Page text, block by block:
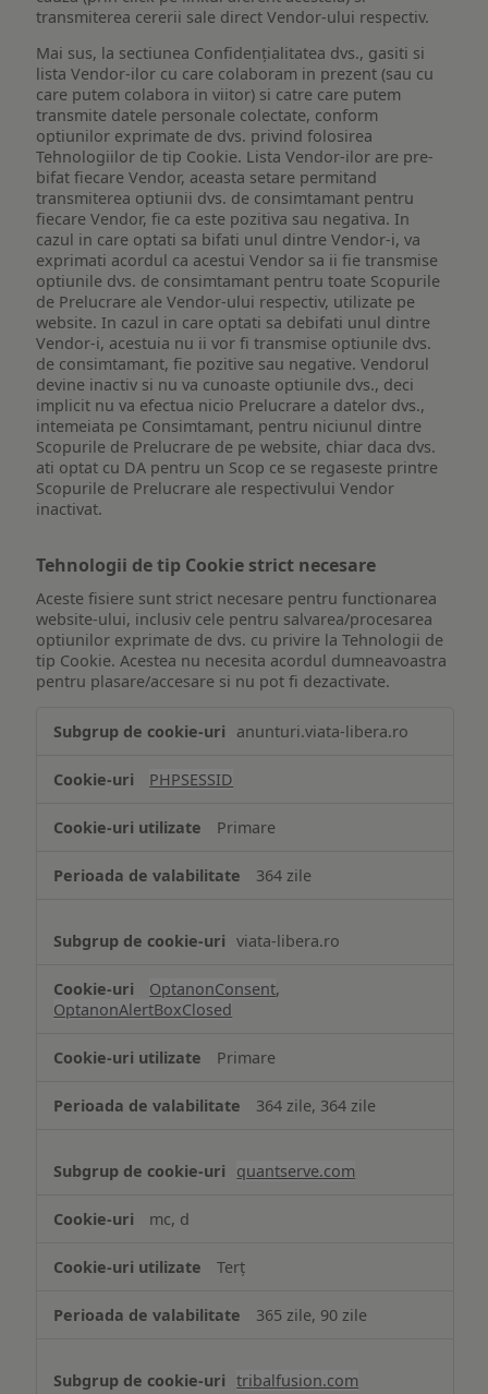
transmiterea cererii sale direct Vendor-ului respectiv.
Mai sus, la sectiunea Confidențialitatea dvs., gasiti si
lista Vendor-ilor cu care colaboram in prezent (sau cu
care putem colabora in viitor) si catre care putem
transmite datele personale colectate, conform
optiunilor exprimate de dvs. privind folosirea
Tehnologiilor de tip Cookie. Lista Vendor-ilor are pre-
bifat fiecare Vendor, aceasta setare permitand
transmiterea optiunii dvs. de consimtamant pentru
fiecare Vendor, fie ca este pozitiva sau negativa. In
cazul in care optati sa bifati unul dintre Vendor-i, va
exprimati acordul ca acestui Vendor sa ii fie transmise
optiunile dvs. de consimtamant pentru toate Scopurile
de Prelucrare ale Vendor-ului respectiv, utilizate pe
website. In cazul in care optati sa debifati unul dintre
Vendor-i, acestuia nu ii vor fi transmise optiunile dvs.
de consimtamant, fie pozitive sau negative. Vendorul
devine inactiv si nu va cunoaste optiunile dvs., deci
implicit nu va efectua nicio Prelucrare a datelor dvs.,
intemeiata pe Consimtamant, pentru niciunul dintre
Scopurile de Prelucrare de pe website, chiar daca dvs.
ati optat cu DA pentru un Scop ce se regaseste printre
Scopurile de Prelucrare ale respectivului Vendor
inactivat.
Tehnologii de tip Cookie strict necesare
Aceste fisiere sunt strict necesare pentru functionarea
website-ului, inclusiv cele pentru salvarea/procesarea
optiunilor exprimate de dvs. cu privire la Tehnologii de
tip Cookie. Acestea nu necesita acordul dumneavoastra
pentru plasare/accesare si nu pot fi dezactivate.
de
Cookie
necesare
anunturi.viata-libera.ro
PHPSESSID
Primare
364 zile
viata-libera.ro
OptanonConsent,
OptanonAlertBoxClosed
Primare
364 zile, 364 zile
quantserve.com
mc, d
Terț
365 zile, 90 zile
tribalfusion.com